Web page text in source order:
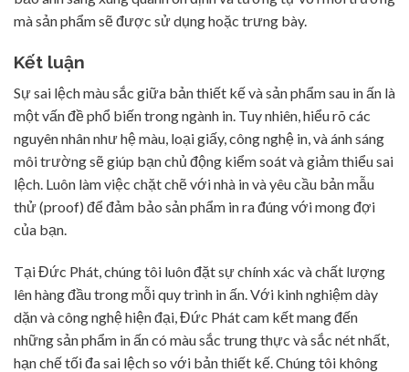
mà sản phẩm sẽ được sử dụng hoặc trưng bày.
Kết luận
Sự sai lệch màu sắc giữa bản thiết kế và sản phẩm sau in ấn là
một vấn đề phổ biến trong ngành in. Tuy nhiên, hiểu rõ các
nguyên nhân như hệ màu, loại giấy, công nghệ in, và ánh sáng
môi trường sẽ giúp bạn chủ động kiểm soát và giảm thiểu sai
lệch. Luôn làm việc chặt chẽ với nhà in và yêu cầu bản mẫu
thử (proof) để đảm bảo sản phẩm in ra đúng với mong đợi
của bạn.
Tại Đức Phát, chúng tôi luôn đặt sự chính xác và chất lượng
lên hàng đầu trong mỗi quy trình in ấn. Với kinh nghiệm dày
dặn và công nghệ hiện đại, Đức Phát cam kết mang đến
những sản phẩm in ấn có màu sắc trung thực và sắc nét nhất,
hạn chế tối đa sai lệch so với bản thiết kế. Chúng tôi không